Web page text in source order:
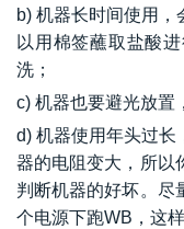
b) 机器长时间使用
以用棉签蘸取盐酸进
洗；
c) 机器也要避光放置
d) 机器使用年头过长
器的电阻变大，所以
判断机器的好坏。 尽
个电源下跑WB，这